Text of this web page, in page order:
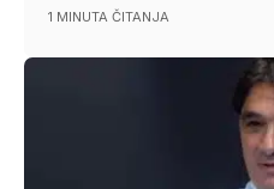
1 MINUTA ČITANJA